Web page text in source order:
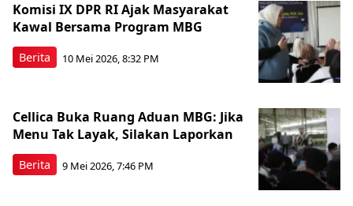
Berita
Komisi IX DPR RI Ajak Masyarakat
Kawal Bersama Program MBG
10 Mei 2026, 8:32 PM
Berita
Cellica Buka Ruang Aduan MBG: Jika
Menu Tak Layak, Silakan Laporkan
9 Mei 2026, 7:46 PM